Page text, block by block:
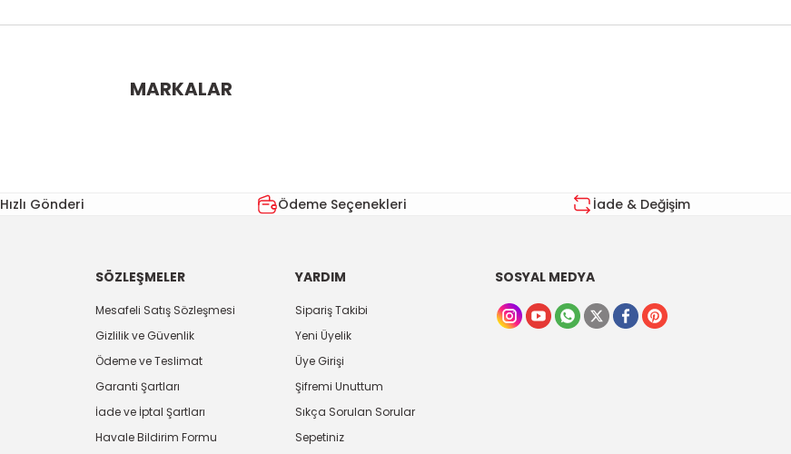
Bu ürüne ilk yorumu siz yapın!
MARKALAR
Hızlı Gönderi Ödeme Seçenekleri İade & Değişim
SÖZLEŞMELER
Mesafeli Satış Sözleşmesi
Gizlilik ve Güvenlik
Ödeme ve Teslimat
Garanti Şartları
İade ve İptal Şartları
Havale Bildirim Formu
YARDIM
Sipariş Takibi
Yeni Üyelik
Üye Girişi
Şifremi Unuttum
Sıkça Sorulan Sorular
Sepetiniz
SOSYAL MEDYA